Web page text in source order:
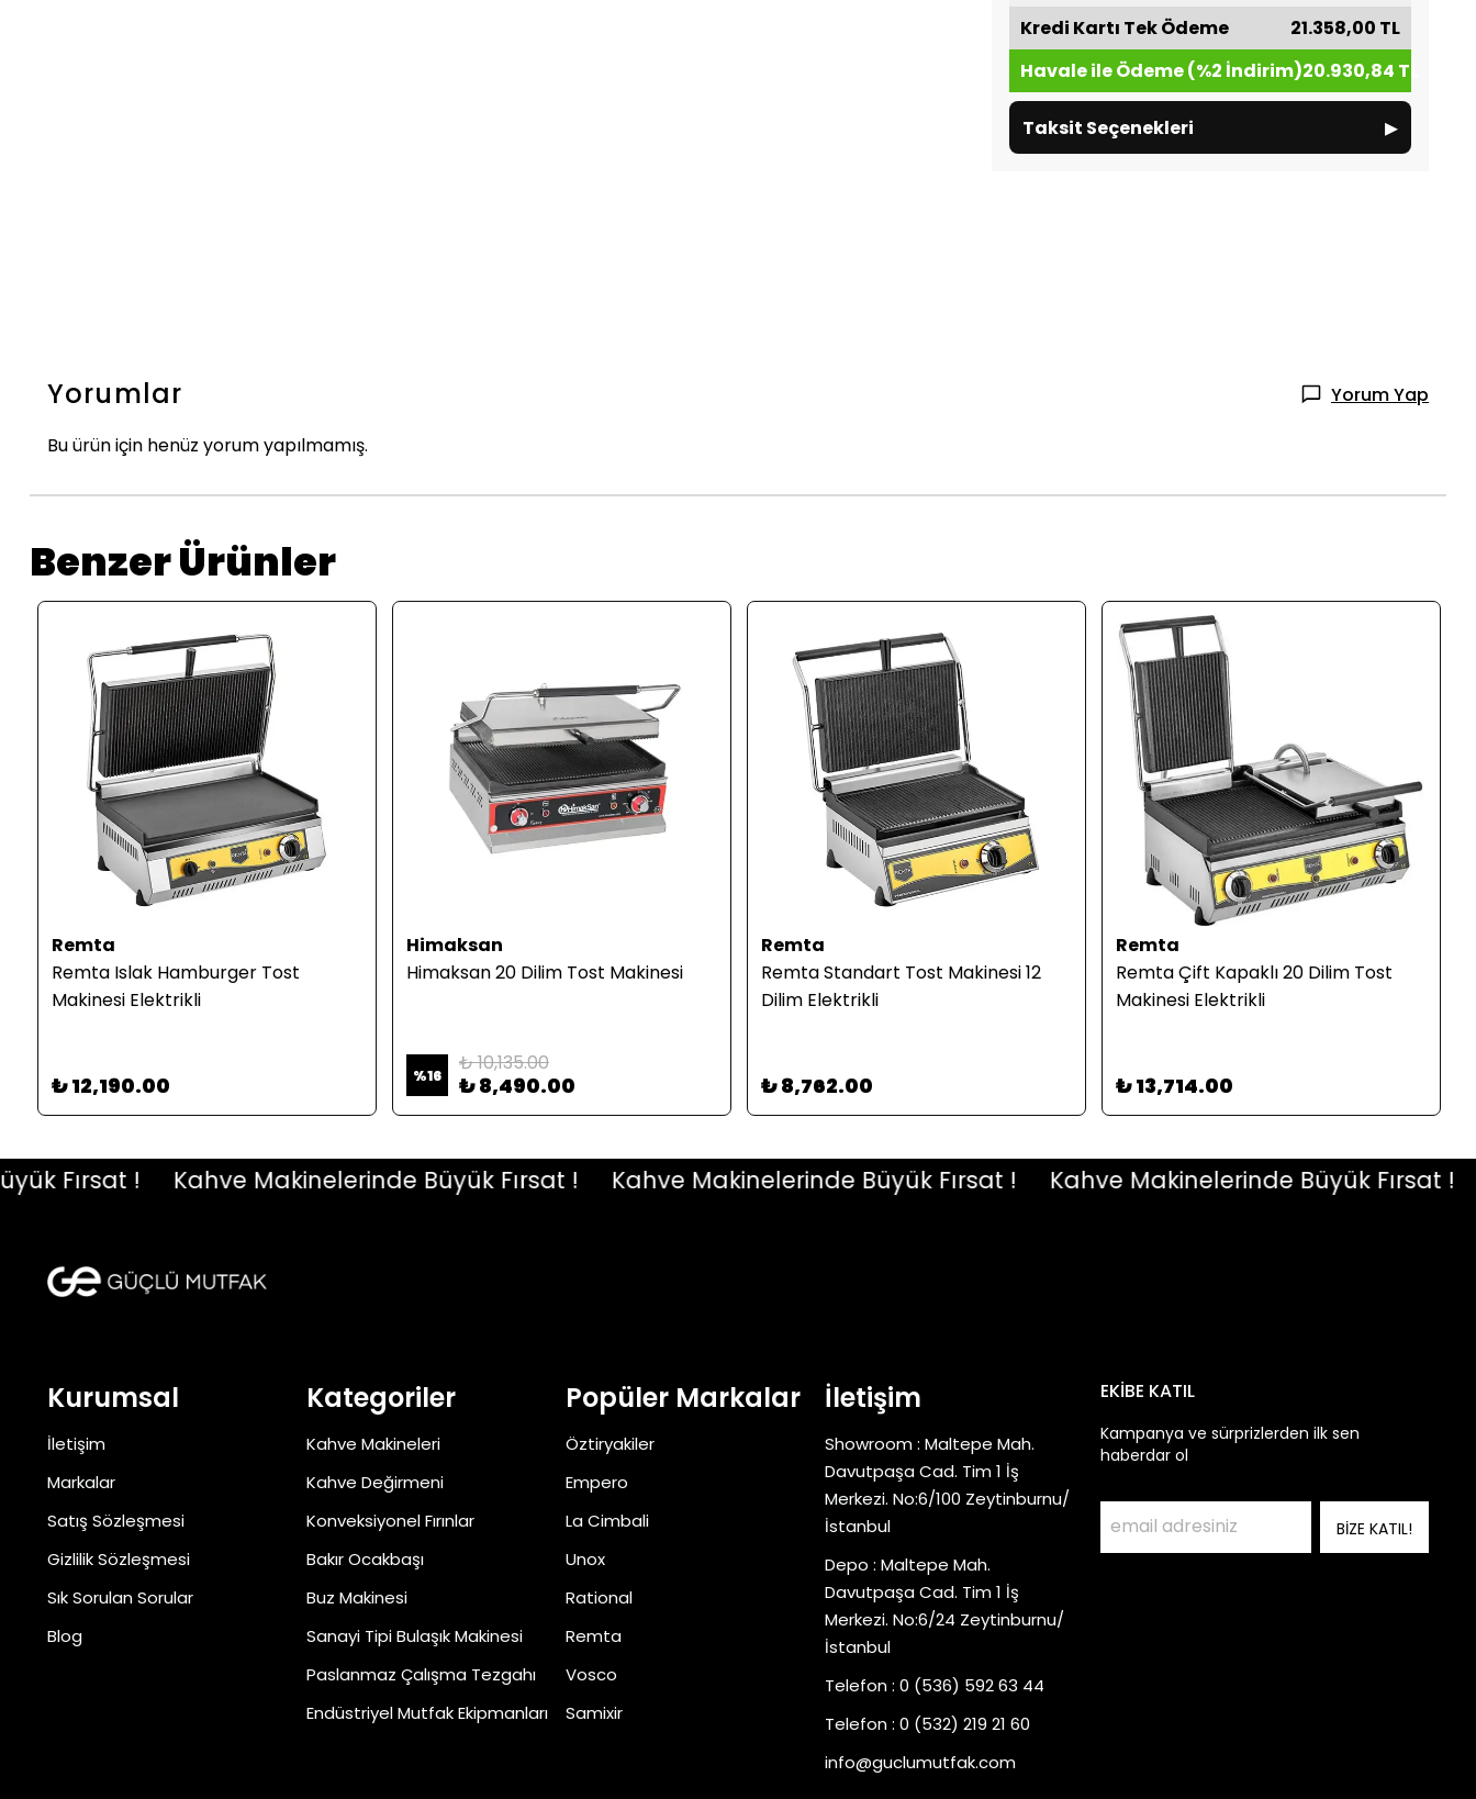
Kredi Kartı Tek Ödeme
21.358,00 TL
Havale ile Ödeme (%2 İndirim)20.930,84 TL
Taksit Seçenekleri ▸
Yorumlar Yorum Yap
Bu ürün için henüz yorum yapılmamış.
Benzer Ürünler
Remta
Remta Islak Hamburger Tost
Makinesi Elektrikli
₺ 12,190.00
Himaksan
Himaksan 20 Dilim Tost Makinesi
%16 ₺ 10,135.00
₺ 8,490.00
Remta
Remta Standart Tost Makinesi 12
Dilim Elektrikli
₺ 8,762.00
Remta
Remta Çift Kapaklı 20 Dilim Tost
Makinesi Elektrikli
₺ 13,714.00
Fırsat ! Kahve Makinelerinde Büyük Fırsat ! Kahve Makinelerinde Büyük Fırsat ! Kahve Makinelerinde Büyük Fırsat !
Kurumsal
İletişim
Markalar
Satış Sözleşmesi
Gizlilik Sözleşmesi
Sık Sorulan Sorular
Blog
Kategoriler
Kahve Makineleri
Kahve Değirmeni
Konveksiyonel Fırınlar
Bakır Ocakbaşı
Buz Makinesi
Sanayi Tipi Bulaşık Makinesi
Paslanmaz Çalışma Tezgahı
Endüstriyel Mutfak Ekipmanları
Popüler Markalar
Öztiryakiler
Empero
La Cimbali
Unox
Rational
Remta
Vosco
Samixir
İletişim
Showroom : Maltepe Mah.
Davutpaşa Cad. Tim 1 İş
Merkezi. No:6/100 Zeytinburnu/
İstanbul
Depo : Maltepe Mah.
Davutpaşa Cad. Tim 1 İş
Merkezi. No:6/24 Zeytinburnu/
İstanbul
Telefon : 0 (536) 592 63 44
Telefon : 0 (532) 219 21 60
info@guclumutfak.com
EKİBE KATIL
Kampanya ve sürprizlerden ilk sen
haberdar ol
BİZE KATIL!